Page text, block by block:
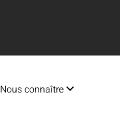
Nous connaître